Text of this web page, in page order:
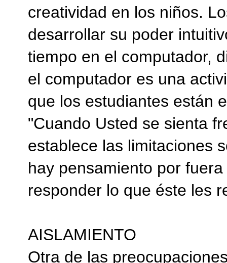
creatividad en los niños.
desarrollar su poder
tiempo en el computador,
el computador es una
que los estudiantes están
"Cuando Usted se sienta
establece las limitaciones
hay pensamiento por
responder lo que éste les
AISLAMIENTO
Otra de las